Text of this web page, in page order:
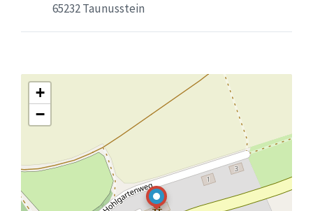
65232 Taunusstein
+
−